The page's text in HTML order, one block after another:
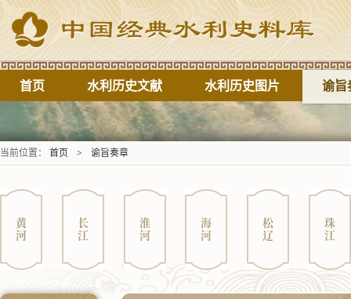
首页 水利历史文献 水利历史图片 谕旨
当前位置： 首页 > 谕旨奏章
黄河 长江 淮河 海河 松辽 珠江